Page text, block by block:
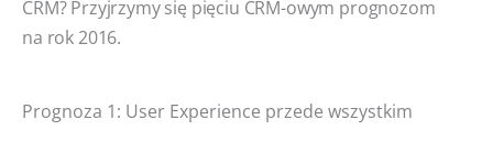
CRM? Przyjrzymy się pięciu CRM-owym prognozom
na rok 2016.
Prognoza 1: User Experience przede wszystkim